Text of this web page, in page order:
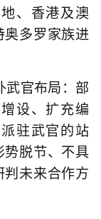
、香港及澳
奥多罗家族进
武官布局：部
设、扩充编
驻武官的站
势脱节、不具
未来合作方